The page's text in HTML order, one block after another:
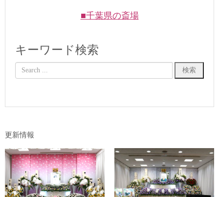
■千葉県の斎場
キーワード検索
更新情報